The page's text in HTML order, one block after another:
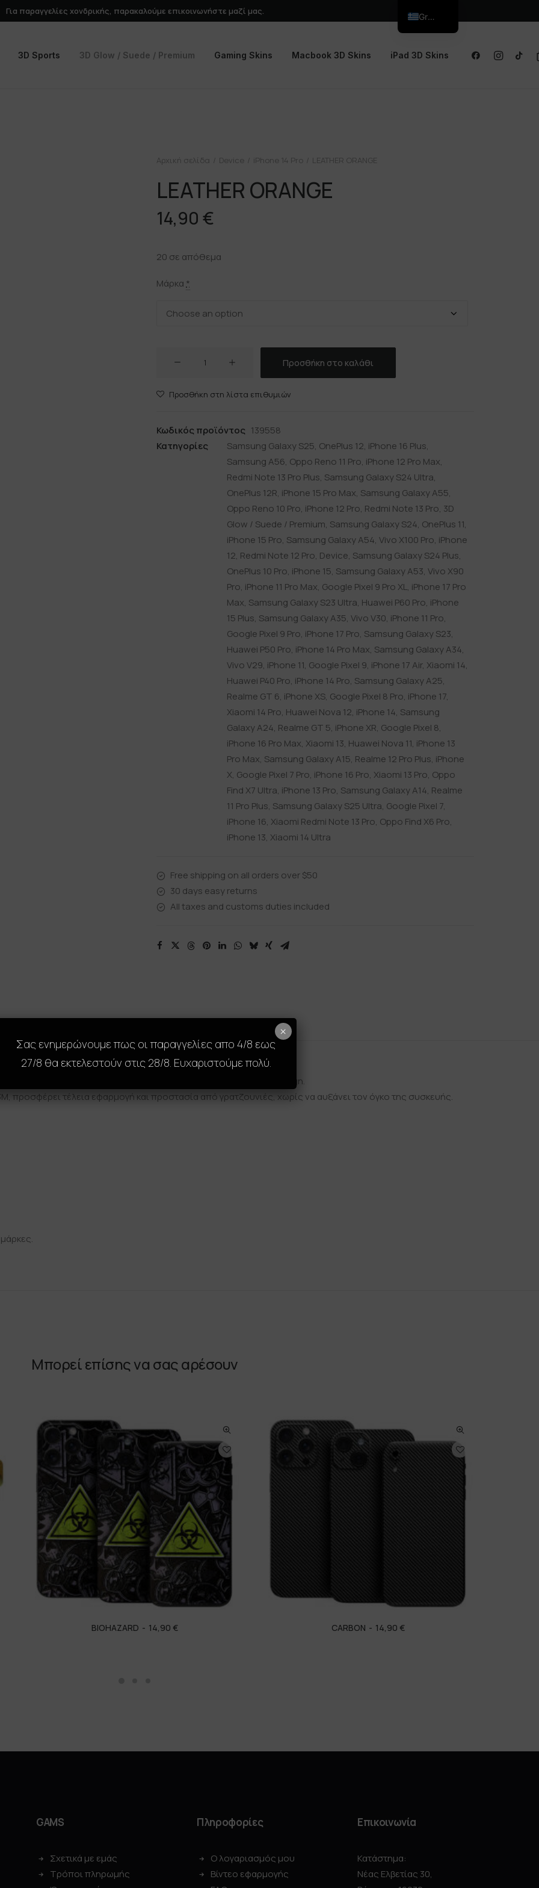
Για παραγγελίες χονδρικής, παρακαλούμε επικοινωνήστε μαζί μας.
3D Sports 3D Glow / Suede / Premium Gaming Skins Macbook 3D Skins iPad 3D Skins
Αρχική σελίδα Device iPhone 14 Pro LEATHER ORANGE
LEATHER ORANGE
14,90 €
20 σε απόθεμα
Μάρκα *
Προσθήκη στο καλάθι
Προσθήκη στη λίστα επιθυμιών
Κωδικός προϊόντος 139558
Κατηγορίες
Samsung Galaxy S25, OnePlus 12, iPhone 16 Plus,
Samsung A56, Oppo Reno 11 Pro, iPhone 12 Pro Max,
Redmi Note 13 Pro Plus, Samsung Galaxy S24 Ultra,
OnePlus 12R, iPhone 15 Pro Max, Samsung Galaxy A55,
Oppo Reno 10 Pro, iPhone 12 Pro, Redmi Note 13 Pro, 3D
Glow / Suede / Premium, Samsung Galaxy S24, OnePlus 11,
iPhone 15 Pro, Samsung Galaxy A54, Vivo X100 Pro, iPhone
12, Redmi Note 12 Pro, Device, Samsung Galaxy S24 Plus,
OnePlus 10 Pro, iPhone 15, Samsung Galaxy A53, Vivo X90
Pro, iPhone 11 Pro Max, Google Pixel 9 Pro XL, iPhone 17 Pro
Max, Samsung Galaxy S23 Ultra, Huawei P60 Pro, iPhone
15 Plus, Samsung Galaxy A35, Vivo V30, iPhone 11 Pro,
Google Pixel 9 Pro, iPhone 17 Pro, Samsung Galaxy S23,
Huawei P50 Pro, iPhone 14 Pro Max, Samsung Galaxy A34,
Vivo V29, iPhone 11, Google Pixel 9, iPhone 17 Air, Xiaomi 14,
Huawei P40 Pro, iPhone 14 Pro, Samsung Galaxy A25,
Realme GT 6, iPhone XS, Google Pixel 8 Pro, iPhone 17,
Xiaomi 14 Pro, Huawei Nova 12, iPhone 14, Samsung
Galaxy A24, Realme GT 5, iPhone XR, Google Pixel 8,
iPhone 16 Pro Max, Xiaomi 13, Huawei Nova 11, iPhone 13
Pro Max, Samsung Galaxy A15, Realme 12 Pro Plus, iPhone
X, Google Pixel 7 Pro, iPhone 16 Pro, Xiaomi 13 Pro, Oppo
Find X7 Ultra, iPhone 13 Pro, Samsung Galaxy A14, Realme
11 Pro Plus, Samsung Galaxy S25 Ultra, Google Pixel 7,
iPhone 16, Xiaomi Redmi Note 13 Pro, Oppo Find X6 Pro,
iPhone 13, Xiaomi 14 Ultra
Free shipping on all orders over $50
30 days easy returns
All taxes and customs duties included
Size Guide Reviews Shipping & Returns
μεταμορφώσει πλήρως το κινητό σου με ένα μοναδικό, premium design.
προσφέρει τέλεια εφαρμογή και προστασία από γρατζουνιές, χωρίς να αυξάνει τον όγκο της συσκευής.
Μπορεί επίσης να σας αρέσουν
BIOHAZARD 14,90 € CARBON 14,90 €
GAMS
Σχετικά με εμάς
Τρόποι πληρωμής
Πληροφορίες
Ο λογαριασμός μου
Βίντεο εφαρμογής
Επικοινωνία
Κατάστημα:
Νέας Ελβετίας 30,
Σας ενημερώνουμε πως οι παραγγελίες απο 4/8 εως
27/8 θα εκτελεστούν στις 28/8. Ευχαριστούμε πολύ.
×
Greek